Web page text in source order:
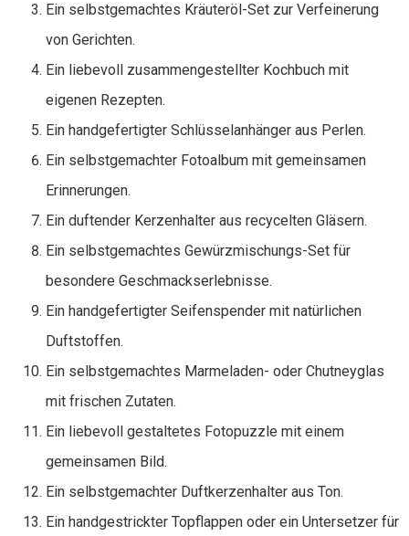
Ein selbstgemachtes Kräuteröl-Set zur Verfeinerung
von Gerichten.
Ein liebevoll zusammengestellter Kochbuch mit
eigenen Rezepten.
Ein handgefertigter Schlüsselanhänger aus Perlen.
Ein selbstgemachter Fotoalbum mit gemeinsamen
Erinnerungen.
Ein duftender Kerzenhalter aus recycelten Gläsern.
Ein selbstgemachtes Gewürzmischungs-Set für
besondere Geschmackserlebnisse.
Ein handgefertigter Seifenspender mit natürlichen
Duftstoffen.
Ein selbstgemachtes Marmeladen- oder Chutneyglas
mit frischen Zutaten.
Ein liebevoll gestaltetes Fotopuzzle mit einem
gemeinsamen Bild.
Ein selbstgemachter Duftkerzenhalter aus Ton.
Ein handgestrickter Topflappen oder ein Untersetzer für